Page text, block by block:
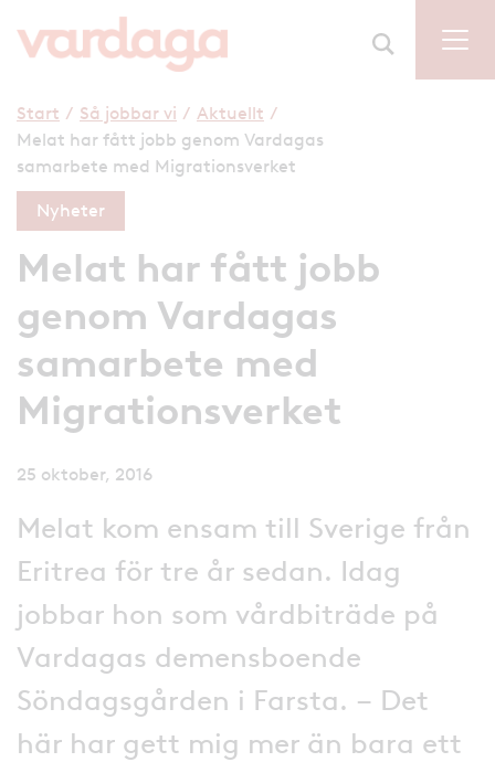
Start / Så jobbar vi / Aktuellt /
Melat har fått jobb genom Vardagas
samarbete med Migrationsverket
Nyheter
Melat har fått jobb
genom Vardagas
samarbete med
Migrationsverket
25 oktober, 2016
Melat kom ensam till Sverige från
Eritrea för tre år sedan. Idag
jobbar hon som vårdbiträde på
Vardagas demensboende
Söndagsgården i Farsta. – Det
här har gett mig mer än bara ett